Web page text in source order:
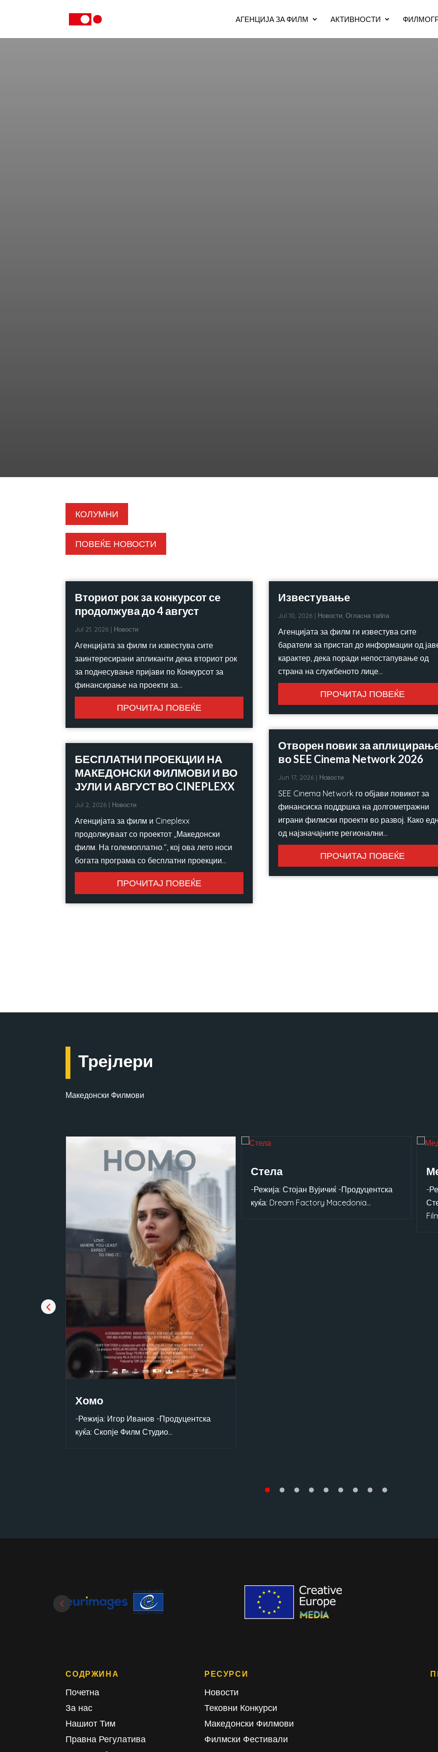
АГЕНЦИЈА ЗА ФИЛМ АКТИВНОСТИ
КОЛУМНИ
ПОВЕЌЕ НОВОСТИ
Вториот рок за конкурсот се
продолжува до 4 август
Jul 21, 2026 | Новости
Агенцијата за филм ги известува сите
заинтересирани апликанти дека вториот рок
за поднесување пријави по Конкурсот за
финансирање на проекти за...
ПРОЧИТАЈ ПОВЕЌЕ
БЕСПЛАТНИ ПРОЕКЦИИ НА
МАКЕДОНСКИ ФИЛМОВИ И ВО
ЈУЛИ И АВГУСТ ВО CINEPLEXX
Jul 2, 2026 | Новости
Агенцијата за филм и Cineplexx
продолжуваат со проектот „Македонски
филм. На големоплатно.“, кој ова лето носи
богата програма со бесплатни проекции...
ПРОЧИТАЈ ПОВЕЌЕ
Известување
Jul 10, 2026| Новости, Огласна табла
Агенцијата за филм ги известува сите
баратели за пристап до информации од
карактер, дека поради непостапување од
страна на службеното лице...
ПРОЧИТАЈ ПОВЕЌЕ
Отворен повик за
во SEE Cinema Network 2026
Jun 17, 2026| Новости
SEE Cinema Network го објави повикот за
финансиска поддршка на долгометражни
играни филмски проекти во развој. Како
од најзначајните регионални...
ПРОЧИТАЈ ПОВЕЌЕ
Трејлери
Македонски Филмови
Хомо
-Режија: Игор Иванов -Продуцентска
куќа: Скопје Филм Студио...
Стела
-Режија: Стојан Вујичиќ -Продуцентска
куќа: Dream Factory Macedonia...
-
СОДРЖИНА
Почетна
За нас
Нашиот Тим
Правна Регулатива
РЕСУРСИ
Новости
Тековни Конкурси
Македонски Филмови
Филмски Фестивали